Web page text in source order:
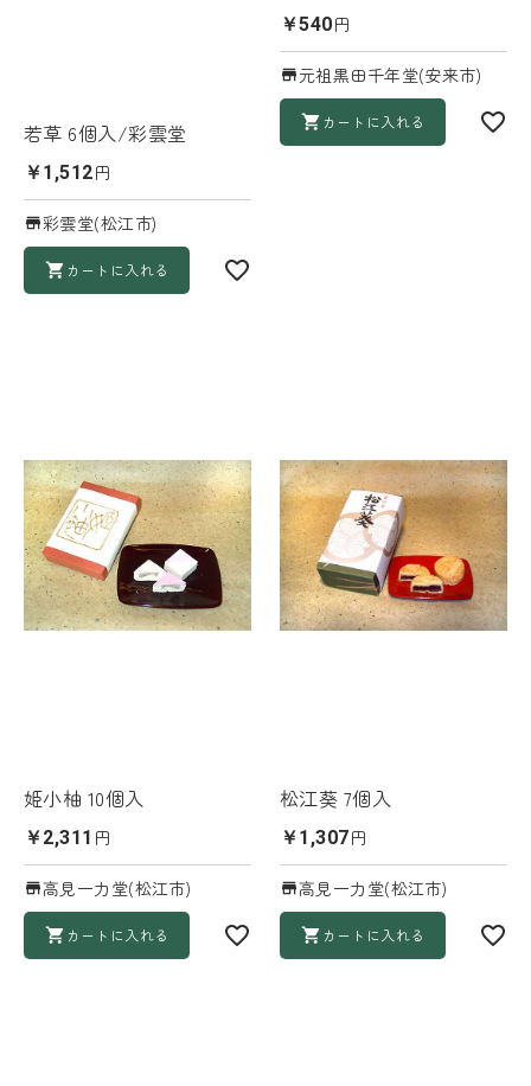
若草 6個入/彩雲堂
￥1,512円
彩雲堂(松江市)
カートに入れる
￥540円
元祖黒田千年堂(安来市)
カートに入れる
姫小柚 10個入
￥2,311 円
高見一力堂(松江市)
カートに入れる
松江葵 7個入
￥1,307円
高見一力堂(松江市)
カートに入れる